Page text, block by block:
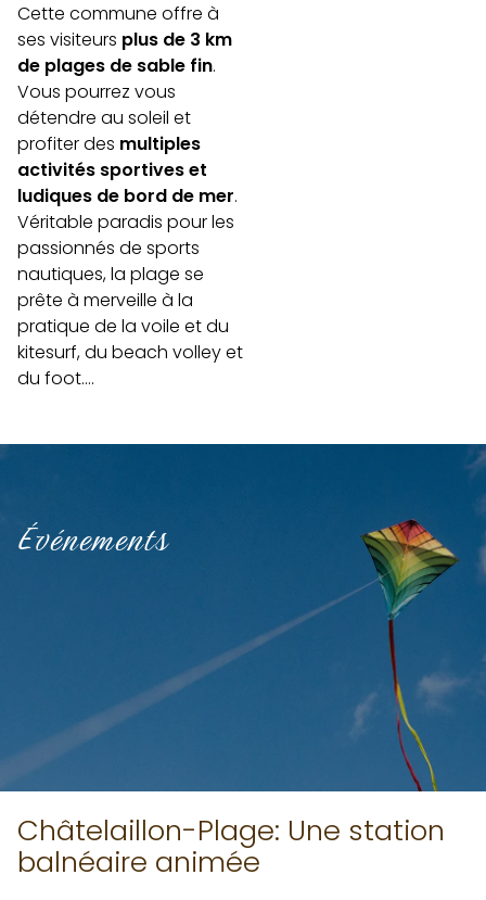
Cette commune offre à
ses visiteurs plus de 3 km
de plages de sable fin.
Vous pourrez vous
détendre au soleil et
profiter des multiples
activités sportives et
ludiques de bord de mer.
Véritable paradis pour les
passionnés de sports
nautiques, la plage se
prête à merveille à la
pratique de la voile et du
kitesurf, du beach volley et
du foot….
Châtelaillon-Plage: Une station
balnéaire animée
Événements